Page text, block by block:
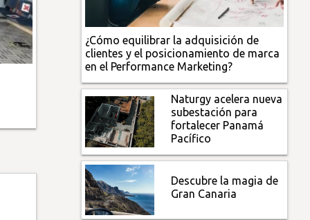
¿Cómo equilibrar la adquisición de
clientes y el posicionamiento de marca
en el Performance Marketing?
Naturgy acelera nueva
subestación para
fortalecer Panamá
Pacífico
Descubre la magia de
Gran Canaria